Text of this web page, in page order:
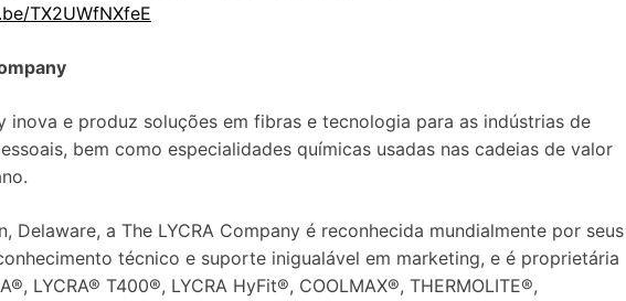
TX2UWfNXfeE
inova e produz soluções em fibras e tecnologia para as indústrias de
bem como especialidades químicas usadas nas cadeias de valor
Delaware, a The LYCRA Company é reconhecida mundialmente por seus
técnico e suporte inigualável em marketing, e é proprietária
LYCRA® T400®, LYCRA HyFit®, COOLMAX®, THERMOLITE®,